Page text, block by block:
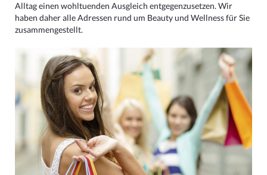
Alltag einen wohltuenden Ausgleich entgegenzusetzen. Wir
haben daher alle Adressen rund um Beauty und Wellness für Sie
zusammengestellt.